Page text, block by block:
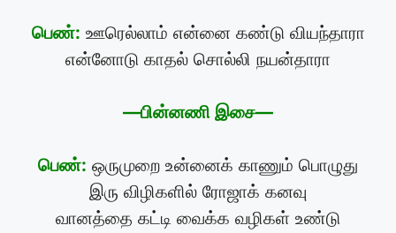
பெண்: ஊரெல்லாம் என்னை கண்டு வியந்தாரா
என்னோடு காதல் சொல்லி நயன்தாரா
—பின்னணி இசை—
பெண்: ஒருமுறை உன்னைக் காணும் பொழுது
இரு விழிகளில் ரோஜாக் கனவு
வானத்தை கட்டி வைக்க வழிகள் உண்டு